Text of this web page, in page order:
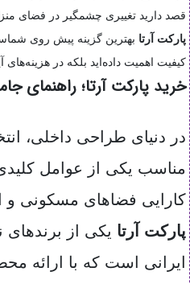
قصد دارید تغییری چشمگیر در فضای
پارکت آرتا بهترین گزینه پیش روی
کیفیت اهمیت داده‌اید بلکه در
خرید پارکت آرتا؛ راهنمای
در دنیای طراحی داخلی،
مناسب یکی از عوامل کلیدی
کارایی فضاهای مسکونی
پارکت آرتا یکی از برندهای
ایرانی است که با ارائه